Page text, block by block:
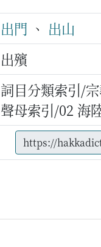
出門 、 出山
出殯
詞目分類索引/
聲母索引/02 海